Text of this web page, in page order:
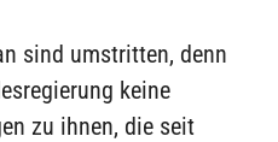
sind umstritten, denn
keine
zu ihnen, die seit